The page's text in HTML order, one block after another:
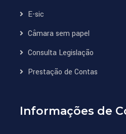
E-sic
Câmara sem papel
Consulta Legislação
Prestação de Contas
Informações de